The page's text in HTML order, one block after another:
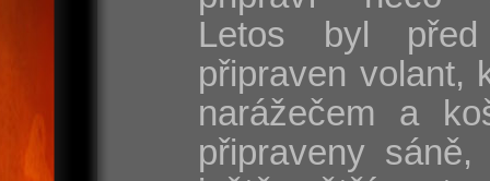
Letos byl před
připraven volant,
narážečem a
připraveny